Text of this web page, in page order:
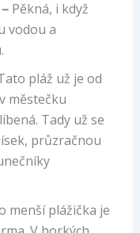
Pěkná, i když
vodou a
pláž už je od
městečku
Tady už se
průzračnou
menší plážička je